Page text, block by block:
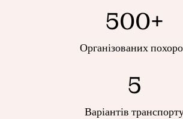
500+
Організованих
5
Варіантів